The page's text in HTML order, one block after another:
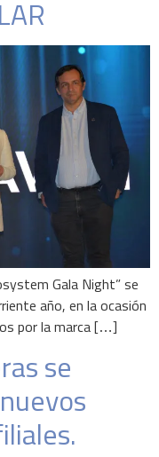
Gala Night” se
año, en la ocasión
por la marca […]
se